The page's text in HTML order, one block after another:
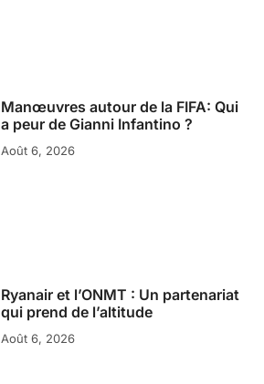
Manœuvres autour de la FIFA: Qui
a peur de Gianni Infantino ?
Août 6, 2026
Ryanair et l’ONMT : Un partenariat
qui prend de l’altitude
Août 6, 2026